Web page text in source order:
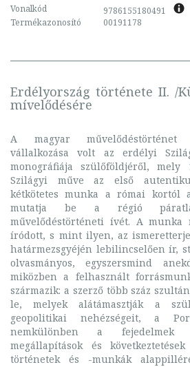
Vonalkód
9786155180491
Termékazonosító
00191178
Erdélyország története II. /
mívelődésére
A magyar művelődéstörténet
vállalkozása volt az erdélyi
monográfiája szülőföldjéről, mely
Szilágyi műve az első
kétkötetes munka a római kortól
mutatja be a régió
művelődéstörténeti ívét. A munka
íródott, s mint ilyen, az
határmezsgyéjén lebilincselően ír,
olvasmányos, egyszersmind
miközben a felhasznált
származik: a szerző több száz
le, melyek alátámasztják a
geopolitikai nehézségeit, a
nemkülönben a fejedelmek
megállapítások és
történetek és -munkák